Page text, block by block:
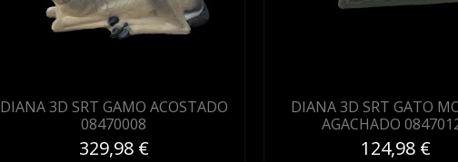
DIANA 3D SRT GAMO ACOSTADO
08470008
329,98 €
DIANA 3D SRT GATO
AGACHADO
124,98 €